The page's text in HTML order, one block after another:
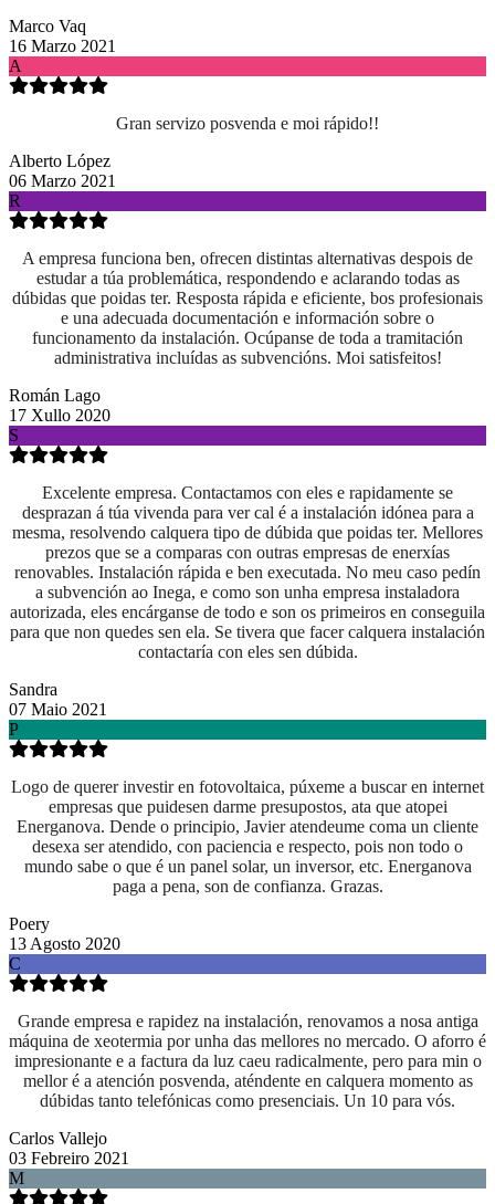
Marco Vaq
16 Marzo 2021
A
Gran servizo posvenda e moi rápido!!
Alberto López
06 Marzo 2021
R
A empresa funciona ben, ofrecen distintas alternativas despois de
estudar a túa problemática, respondendo e aclarando todas as
dúbidas que poidas ter. Resposta rápida e eficiente, bos profesionais
e una adecuada documentación e información sobre o
funcionamento da instalación. Ocúpanse de toda a tramitación
administrativa incluídas as subvencións. Moi satisfeitos!
Román Lago
17 Xullo 2020
S
Excelente empresa. Contactamos con eles e rapidamente se
desprazan á túa vivenda para ver cal é a instalación idónea para a
mesma, resolvendo calquera tipo de dúbida que poidas ter. Mellores
prezos que se a comparas con outras empresas de enerxías
renovables. Instalación rápida e ben executada. No meu caso pedín
a subvención ao Inega, e como son unha empresa instaladora
autorizada, eles encárganse de todo e son os primeiros en conseguila
para que non quedes sen ela. Se tivera que facer calquera instalación
contactaría con eles sen dúbida.
Sandra
07 Maio 2021
P
Logo de querer investir en fotovoltaica, púxeme a buscar en internet
empresas que puidesen darme presupostos, ata que atopei
Energanova. Dende o principio, Javier atendeume coma un cliente
desexa ser atendido, con paciencia e respecto, pois non todo o
mundo sabe o que é un panel solar, un inversor, etc. Energanova
paga a pena, son de confianza. Grazas.
Poery
13 Agosto 2020
C
Grande empresa e rapidez na instalación, renovamos a nosa antiga
máquina de xeotermia por unha das mellores no mercado. O aforro é
impresionante e a factura da luz caeu radicalmente, pero para min o
mellor é a atención posvenda, aténdente en calquera momento as
dúbidas tanto telefónicas como presenciais. Un 10 para vós.
Carlos Vallejo
03 Febreiro 2021
M